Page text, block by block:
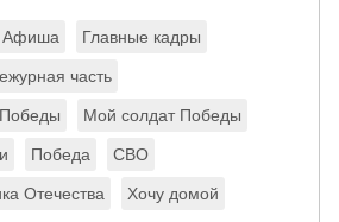
Афиша Главные кадры
часть
Мой солдат Победы
Победа СВО
Отечества Хочу домой